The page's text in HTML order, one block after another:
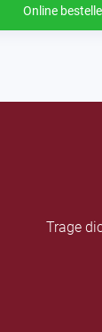
Online
Trage